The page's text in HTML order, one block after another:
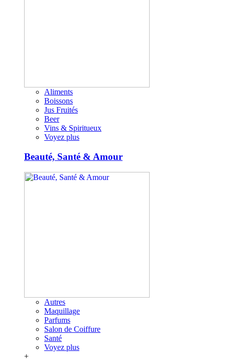
Aliments
Boissons
Jus Fruités
Beer
Vins & Spiritueux
Voyez plus
Beauté, Santé & Amour
Autres
Maquillage
Parfums
Salon de Coiffure
Santé
Voyez plus
+